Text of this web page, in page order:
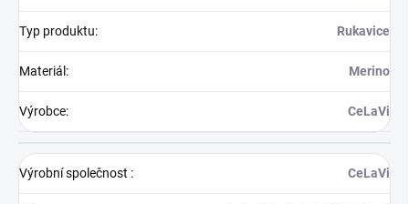
Typ produktu: Rukavice
Materiál : Merino
Výrobce: CeLaVi
Výrobní společnost : CeLaVi